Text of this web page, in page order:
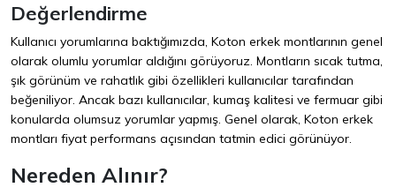
Değerlendirme
Kullanıcı yorumlarına baktığımızda, Koton erkek montlarının genel
olarak olumlu yorumlar aldığını görüyoruz. Montların sıcak tutma,
şık görünüm ve rahatlık gibi özellikleri kullanıcılar tarafından
beğeniliyor. Ancak bazı kullanıcılar, kumaş kalitesi ve fermuar gibi
konularda olumsuz yorumlar yapmış. Genel olarak, Koton erkek
montları fiyat performans açısından tatmin edici görünüyor.
Nereden Alınır?